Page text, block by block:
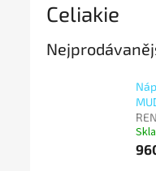
Celiakie